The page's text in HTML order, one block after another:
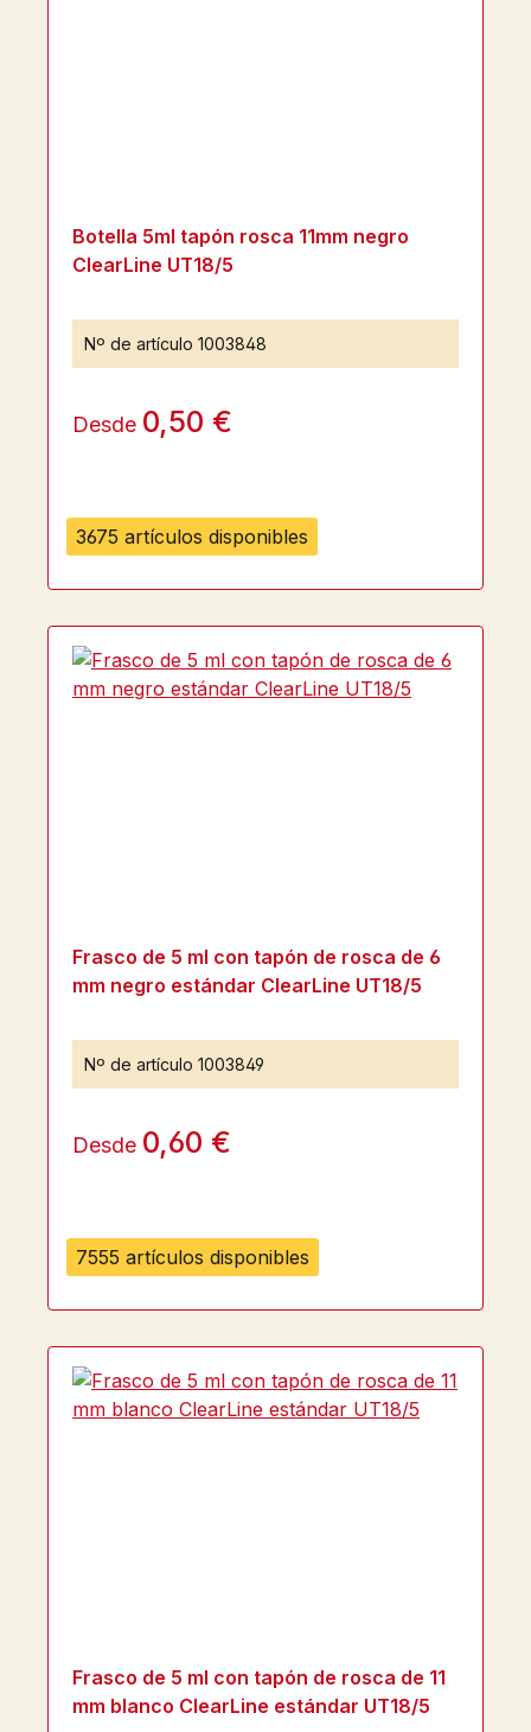
3675 artículos disponibles
Botella 5ml tapón rosca 11mm negro
ClearLine UT18/5
Nº de artículo 1003848
Desde 0,50 €
7555 artículos disponibles
Frasco de 5 ml con tapón de rosca de 6
mm negro estándar ClearLine UT18/5
Nº de artículo 1003849
Desde 0,60 €
Frasco de 5 ml con tapón de rosca de 11
mm blanco ClearLine estándar UT18/5